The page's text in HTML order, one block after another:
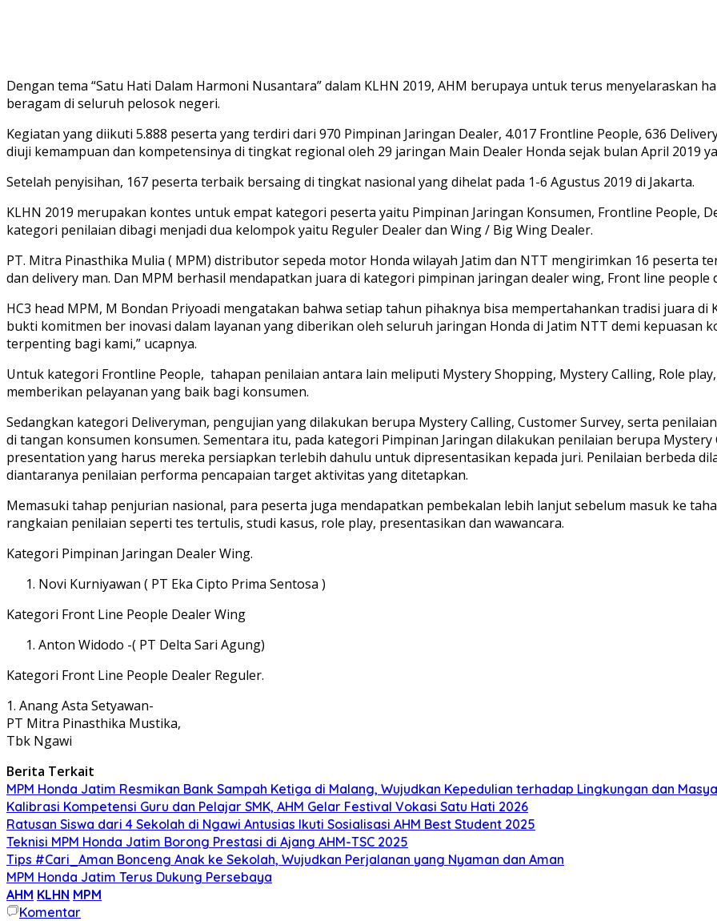
Dengan tema “Satu Hati Dalam Harmoni Nusantara” dalam KLHN 2019, AHM berupaya untuk terus menyelaraskan
beragam di seluruh pelosok negeri.
Kegiatan yang diikuti 5.888 peserta yang terdiri dari 970 Pimpinan Jaringan Dealer, 4.017 Frontline People, 636
diuji kemampuan dan kompetensinya di tingkat regional oleh 29 jaringan Main Dealer Honda sejak bulan April 2019
Setelah penyisihan, 167 peserta terbaik bersaing di tingkat nasional yang dihelat pada 1-6 Agustus 2019 di Jakarta.
KLHN 2019 merupakan kontes untuk empat kategori peserta yaitu Pimpinan Jaringan Konsumen, Frontline People,
kategori penilaian dibagi menjadi dua kelompok yaitu Reguler Dealer dan Wing / Big Wing Dealer.
PT. Mitra Pinasthika Mulia ( MPM) distributor sepeda motor Honda wilayah Jatim dan NTT mengirimkan 16 peserta
dan delivery man. Dan MPM berhasil mendapatkan juara di kategori pimpinan jaringan dealer wing, Front line
HC3 head MPM, M Bondan Priyoadi mengatakan bahwa setiap tahun pihaknya bisa mempertahankan tradisi juara di
bukti komitmen ber inovasi dalam layanan yang diberikan oleh seluruh jaringan Honda di Jatim NTT demi kepuasan
terpenting bagi kami,” ucapnya.
Untuk kategori Frontline People, tahapan penilaian antara lain meliputi Mystery Shopping, Mystery Calling, Role
memberikan pelayanan yang baik bagi konsumen.
Sedangkan kategori Deliveryman, pengujian yang dilakukan berupa Mystery Calling, Customer Survey, serta
di tangan konsumen konsumen. Sementara itu, pada kategori Pimpinan Jaringan dilakukan penilaian berupa
presentation yang harus mereka persiapkan terlebih dahulu untuk dipresentasikan kepada juri. Penilaian berbeda
diantaranya penilaian performa pencapaian target aktivitas yang ditetapkan.
Memasuki tahap penjurian nasional, para peserta juga mendapatkan pembekalan lebih lanjut sebelum masuk ke
rangkaian penilaian seperti tes tertulis, studi kasus, role play, presentasikan dan wawancara.
Kategori Pimpinan Jaringan Dealer Wing.
Novi Kurniyawan ( PT Eka Cipto Prima Sentosa )
Kategori Front Line People Dealer Wing
Anton Widodo -( PT Delta Sari Agung)
Kategori Front Line People Dealer Reguler.
1. Anang Asta Setyawan-
PT Mitra Pinasthika Mustika,
Tbk Ngawi
Berita Terkait
MPM Honda Jatim Resmikan Bank Sampah Ketiga di Malang, Wujudkan Kepedulian terhadap Lingkungan dan
Kalibrasi Kompetensi Guru dan Pelajar SMK, AHM Gelar Festival Vokasi Satu Hati 2026
Ratusan Siswa dari 4 Sekolah di Ngawi Antusias Ikuti Sosialisasi AHM Best Student 2025
Teknisi MPM Honda Jatim Borong Prestasi di Ajang AHM-TSC 2025
Tips #Cari_Aman Bonceng Anak ke Sekolah, Wujudkan Perjalanan yang Nyaman dan Aman
MPM Honda Jatim Terus Dukung Persebaya
AHM KLHN MPM
Komentar